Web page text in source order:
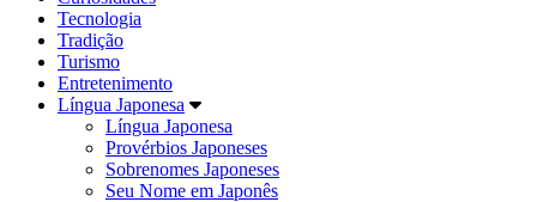
Tecnologia
Tradição
Turismo
Entretenimento
Língua Japonesa
Língua Japonesa
Provérbios Japoneses
Sobrenomes Japoneses
Seu Nome em Japonês